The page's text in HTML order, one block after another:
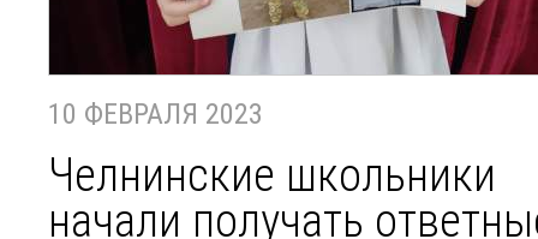
10 ФЕВРАЛЯ 2023
Челнинские школьники
начали получать